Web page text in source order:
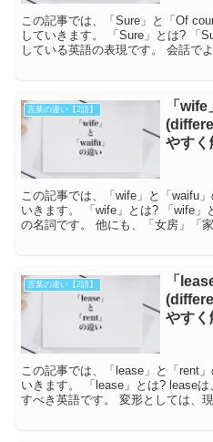
この記事では、「Sure」と「Of
していきます。 「Sure」とは? 「Sure」とは、「もちろん」を意味
している英語の表現です。 会話で
言葉の違い【2語】
「
やすく
この記事では、「wife」と「waifu
いきます。 「wife」とは? 「wife」とは、「妻」を意味している英語
の名詞です。 他にも、「女房」「
言葉の違い【2語】
「
やすく
この記事では、「lease」と「rent
いきます。 「lease」とは? leaseは、leaseと音節で区切らずに発音
すべき英語です。 変形としては、